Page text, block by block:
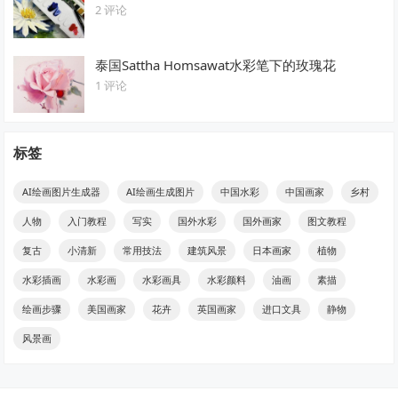
2 评论
泰国Sattha Homsawat水彩笔下的玫瑰花
1 评论
标签
AI绘画图片生成器 AI绘画生成图片 中国水彩 中国画家 乡村
人物 入门教程 写实 国外水彩 国外画家 图文教程
复古 小清新 常用技法 建筑风景 日本画家 植物
水彩插画 水彩画 水彩画具 水彩颜料 油画 素描
绘画步骤 美国画家 花卉 英国画家 进口文具 静物
风景画